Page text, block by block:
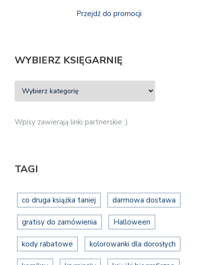
Przejdź do promocji
WYBIERZ KSIĘGARNIĘ
Wpisy zawierają linki partnerskie :)
TAGI
co druga książka taniej darmowa dostawa
gratisy do zamówienia Halloween
kody rabatowe kolorowanki dla dorosłych